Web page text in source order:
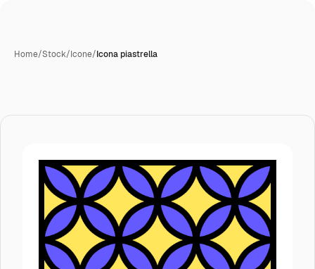
Home/Stock/Icone/Icona piastrella